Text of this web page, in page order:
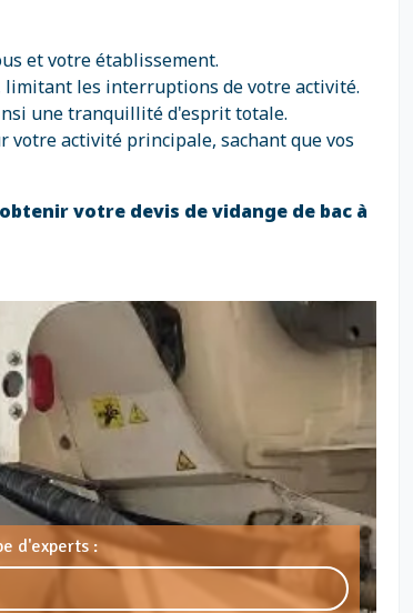
et votre établissement.
limitant les interruptions de votre activité.
une tranquillité d'esprit totale.
votre activité principale, sachant que vos
votre devis de vidange de bac à
d'experts :